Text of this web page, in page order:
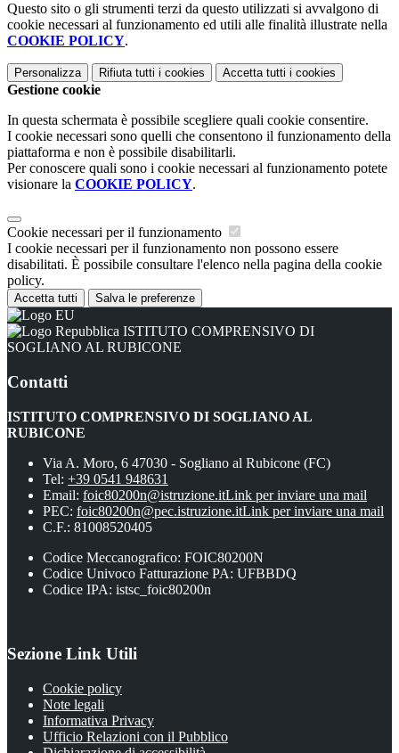
Questo sito o gli strumenti terzi da questo utilizzati si avvalgono di
cookie necessari al funzionamento ed utili alle finalità illustrate nella
COOKIE POLICY.
Personalizza Rifiuta tutti i cookies Accetta tutti i cookies
Gestione cookie
In questa schermata è possibile scegliere quali cookie consentire.
I cookie necessari sono quelli che consentono il funzionamento della
piattaforma e non è possibile disabilitarli.
Per conoscere quali sono i cookie necessari al funzionamento potete
visionare la COOKIE POLICY.
Cookie necessari per il funzionamento
I cookie necessari per il funzionamento non possono essere
disabilitati. È possibile consultare l'elenco nella pagina della cookie
policy.
Accetta tutti Salva le preferenze
ISTITUTO COMPRENSIVO DI
SOGLIANO AL RUBICONE
Contatti
ISTITUTO COMPRENSIVO DI SOGLIANO AL
RUBICONE
Via A. Moro, 6 47030 - Sogliano al Rubicone (FC)
Tel: +39 0541 948631
Email: foic80200n@istruzione.itLink per inviare una mail
PEC: foic80200n@pec.istruzione.itLink per inviare una mail
C.F.: 81008520405
Codice Meccanografico: FOIC80200N
Codice Univoco Fatturazione PA: UFBBDQ
Codice IPA: istsc_foic80200n
Sezione Link Utili
Cookie policy
Note legali
Informativa Privacy
Ufficio Relazioni con il Pubblico